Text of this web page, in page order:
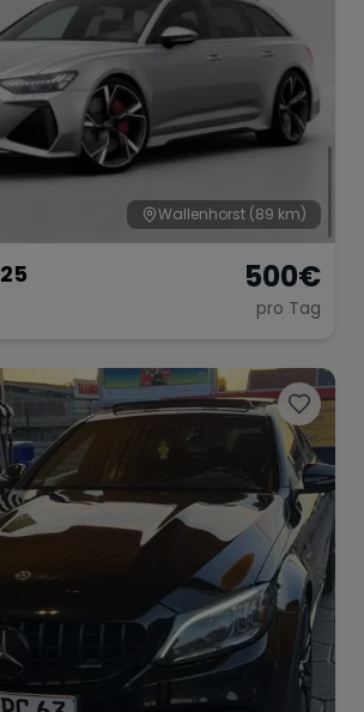
Wallenhorst (89 km)
500€
pro Tag